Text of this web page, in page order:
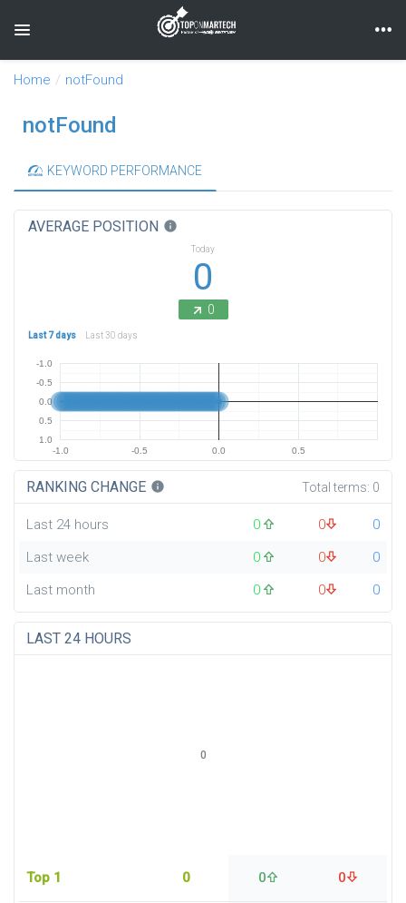
Toggle navigation
Home notFound
notFound
KEYWORD PERFORMANCE
AVERAGE POSITION info
Today
0
0
Last 7 days Last 30 days
-1.0 -0.5 0.0 0.5
-1.0
-0.5
0.0
0.5
1.0
RANKING CHANGE info Total terms: 0
Last 24 hours 0 0
0
Last week
0 0
0
Last month
0 0 0
LAST 24 HOURS
Top 1 0 0 0
0